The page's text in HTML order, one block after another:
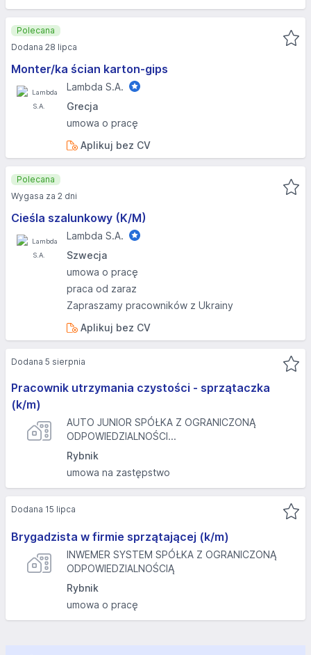
Monter/ka ścian karton-gips
Lambda S.A.
Grecja
umowa o pracę
Aplikuj bez CV
Polecana
Dodana 28 lipca
Cieśla szalunkowy (K/M)
Lambda S.A.
Szwecja
umowa o pracę
praca od zaraz
Zapraszamy pracowników z Ukrainy
Aplikuj bez CV
Polecana
Wygasa za 2 dni
Pracownik utrzymania czystości - sprzątaczka
(k/m)
AUTO JUNIOR SPÓŁKA Z OGRANICZONĄ
ODPOWIEDZIALNOŚCI...
Rybnik
umowa na zastępstwo
Dodana 5 sierpnia
Brygadzista w firmie sprzątającej (k/m)
INWEMER SYSTEM SPÓŁKA Z OGRANICZONĄ
ODPOWIEDZIALNOŚCIĄ
Rybnik
umowa o pracę
Dodana 15 lipca